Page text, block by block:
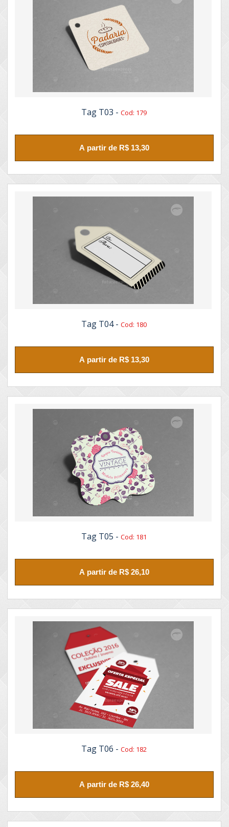
Tag T03 -Cod: 179
A partir de R$ 13,30
Tag T04 -Cod: 180
A partir de R$ 13,30
Tag T05 -Cod: 181
A partir de R$ 26,10
Tag T06 -Cod: 182
A partir de R$ 26,40